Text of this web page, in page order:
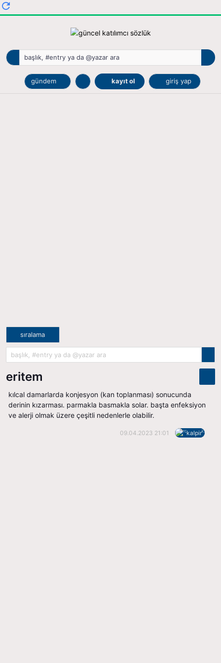
gündem kayıt ol giriş yap
sıralama
eritem
kılcal damarlarda konjesyon (kan toplanması) sonucunda
derinin kızarması. parmakla basmakla solar. başta enfeksiyon
ve alerji olmak üzere çeşitli nedenlerle olabilir.
09.04.2023 21:01 kalpir